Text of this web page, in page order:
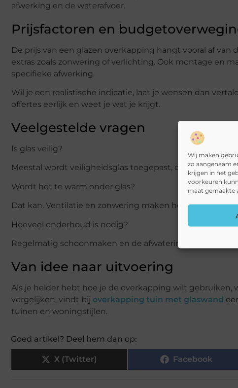
Wij maken
zo aangenaam
krijgen in het
voorkeuren
maat gemaakte
afwerking en de waterafvoer.
Prijsfactoren en
De prijs van een glazen overkapping hangt vooral af
extras zoals zonwering of verlichting. Ook montage en
specifieke afwerking.
Wil je een realistische indicatie, laat je wensen dan
offertes eerlijk en weet je wat je krijgt.
Veelgestelde vragen
Is glas veilig?
Meestal wordt veiligheidsglas toegepast, dat ontworpen
Wordt het te warm onder glas?
Dat kan. Ventilatie en zonwering maken het verschil,
Hoeveel onderhoud is nodig?
Regelmatig schoonmaken en de afwatering vrijhouden is
Van idee naar uitvoering
Als je helder hebt hoe je de overkapping wilt
vergelijken, vindt bij overkapping tuin met glaswand
tuinen en woningstijlen.
Goed artikel? Deel hem dan op:
X (Twitter) Facebook